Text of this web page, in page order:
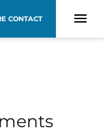
CONTACT